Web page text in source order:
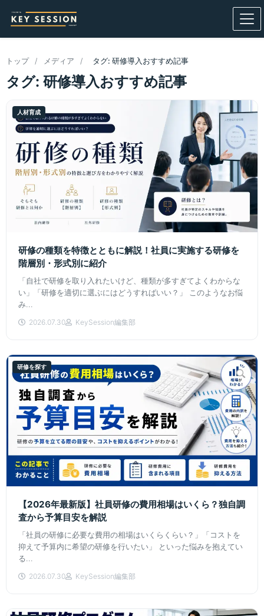
トップ / メディア / タグ: 研修導入おすすめ記事
タグ: 研修導入おすすめ記事
人材育成
研修の種類を特徴とともに解説！社員に実施する研修を
階層別・形式別に紹介
「自社で研修を取り入れたいけど、種類が多すぎてよくわからな
い」「研修を適切に選ぶにはどうすればいい？」 このようなお悩
み...
2026.07.30 KeySession編集部
研修を探す
【2026年最新版】社員研修の費用相場はいくら？独自調
査から予算目安を解説
「社員の研修に必要な費用の相場はいくらくらい？」「コストを
抑えて予算内に希望の研修を行いたい」 といった悩みを抱えてい
る...
2026.07.30 KeySession編集部